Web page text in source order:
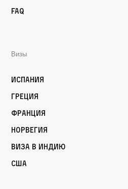
FAQ
Визы
Испания
Греция
Франция
Норвегия
Виза в Индию
США